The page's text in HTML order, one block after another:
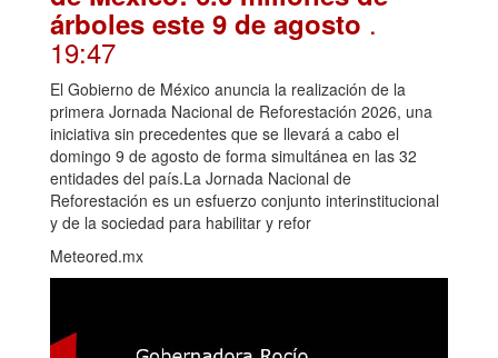
árboles este 9 de agosto .
19:47
El Gobierno de México anuncia la realización de la
primera Jornada Nacional de Reforestación 2026, una
iniciativa sin precedentes que se llevará a cabo el
domingo 9 de agosto de forma simultánea en las 32
entidades del país.La Jornada Nacional de
Reforestación es un esfuerzo conjunto interinstitucional
y de la sociedad para habilitar y refor
Meteored.mx